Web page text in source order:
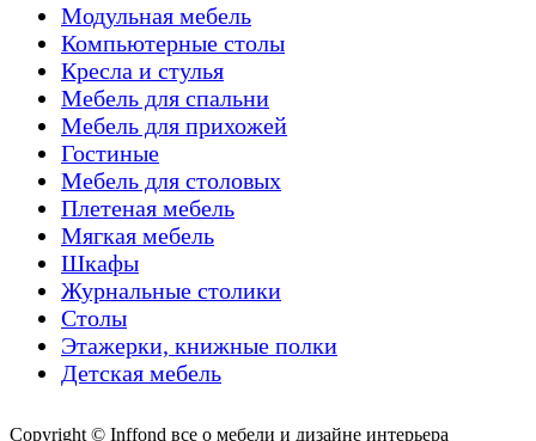
Модульная мебель
Компьютерные столы
Кресла и стулья
Мебель для спальни
Мебель для прихожей
Гостиные
Мебель для столовых
Плетеная мебель
Мягкая мебель
Шкафы
Журнальные столики
Столы
Этажерки, книжные полки
Детская мебель
Copyright © Inffond все о мебели и дизайне интерьера